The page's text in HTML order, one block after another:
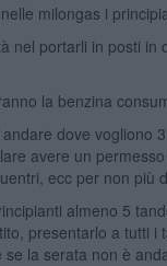
milongas i
nel portarli in posti in
la benzina
dove vogliono
avere un
ecc per non più
almeno 5
presentarlo a tutti i
la serata non è